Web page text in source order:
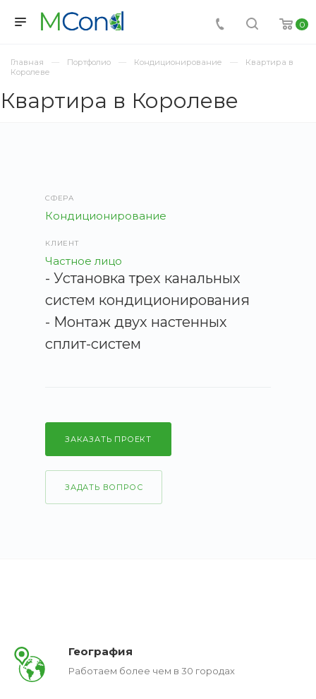
0
Главная Портфолио Кондиционирование
Квартира в
Королеве
Квартира в Королеве
СФЕРА
Кондиционирование
КЛИЕНТ
Частное лицо
- Установка трех канальных
систем кондиционирования
- Монтаж двух настенных
сплит-систем
ЗАКАЗАТЬ ПРОЕКТ
ЗАДАТЬ ВОПРОС
География
Работаем более чем в 30 городах